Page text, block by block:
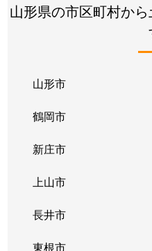
山形県の市区町村か
山形市
鶴岡市
新庄市
上山市
長井市
東根市